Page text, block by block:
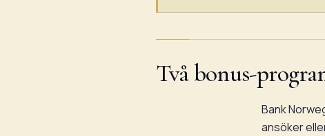
Två bonus-
Bank
ansöker